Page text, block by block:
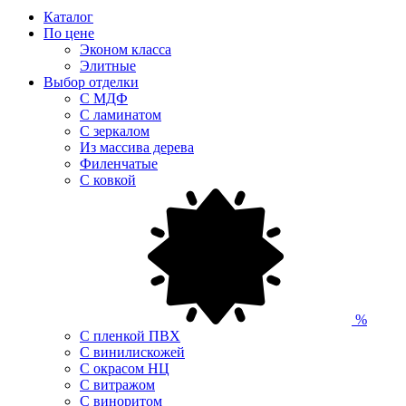
Каталог
По цене
Эконом класса
Элитные
Выбор отделки
С МДФ
С ламинатом
С зеркалом
Из массива дерева
Филенчатые
С ковкой
%
С пленкой ПВХ
С винилискожей
С окрасом НЦ
С витражом
С виноритом